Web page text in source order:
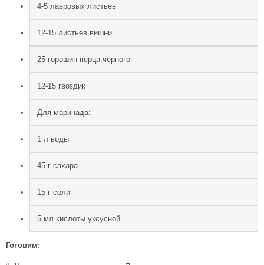
4-5 лавровых листьев
12-15 листьев вишни
25 горошин перца черного
12-15 гвоздик
Для маринада:
1 л воды
45 г сахара
15 г соли
5 мл кислоты уксусной.
Готовим: